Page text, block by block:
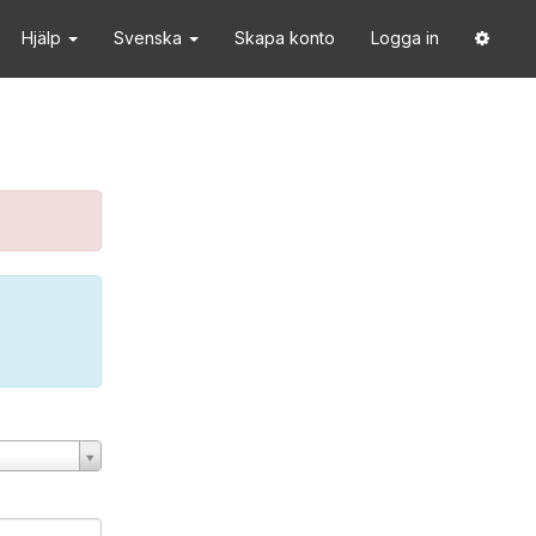
Hjälp Svenska Skapa konto Logga in